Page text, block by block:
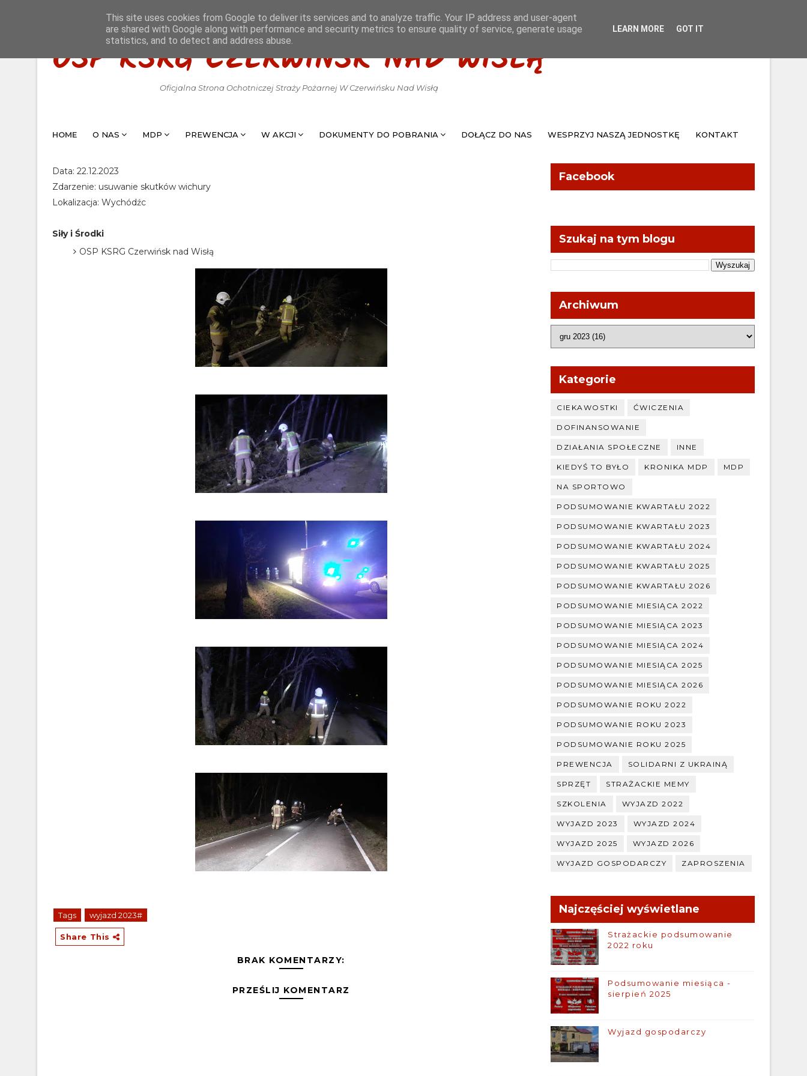
OSP KSRG CZERWIŃSK NAD WISŁĄ
Oficjalna Strona Ochotniczej Straży Pożarnej W Czerwińsku Nad Wisłą
HOME O NAS MDP PREWENCJA W AKCJI DOKUMENTY DO POBRANIA DOŁĄCZ DO NAS WESPRZYJ NASZĄ JEDNOSTKĘ KONTAKT
Data: 22.12.2023
Zdarzenie: usuwanie skutków wichury
Lokalizacja: Wychódźc
Siły i Środki
OSP KSRG Czerwińsk nad Wisłą
Tags wyjazd 2023#
Share This
BRAK KOMENTARZY:
PRZEŚLIJ KOMENTARZ
Facebook
Szukaj na tym blogu
Archiwum
Kategorie
CIEKAWOSTKI ĆWICZENIA
DOFINANSOWANIE
DZIAŁANIA SPOŁECZNE INNE
KIEDYŚ TO BYŁO KRONIKA MDP MDP
NA SPORTOWO
PODSUMOWANIE KWARTAŁU 2022
PODSUMOWANIE KWARTAŁU 2023
PODSUMOWANIE KWARTAŁU 2024
PODSUMOWANIE KWARTAŁU 2025
PODSUMOWANIE KWARTAŁU 2026
PODSUMOWANIE MIESIĄCA 2022
PODSUMOWANIE MIESIĄCA 2023
PODSUMOWANIE MIESIĄCA 2024
PODSUMOWANIE MIESIĄCA 2025
PODSUMOWANIE MIESIĄCA 2026
PODSUMOWANIE ROKU 2022
PODSUMOWANIE ROKU 2023
PODSUMOWANIE ROKU 2025
PREWENCJA SOLIDARNI Z UKRAINĄ
SPRZĘT STRAŻACKIE MEMY
SZKOLENIA WYJAZD 2022
WYJAZD 2023 WYJAZD 2024
WYJAZD 2025 WYJAZD 2026
WYJAZD GOSPODARCZY ZAPROSZENIA
Najczęściej wyświetlane
Strażackie podsumowanie
2022 roku
Podsumowanie miesiąca -
sierpień 2025
Wyjazd gospodarczy
This site uses cookies from Google to deliver its services and to analyze traffic. Your IP address and user-agent
are shared with Google along with performance and security metrics to ensure quality of service, generate usage
statistics, and to detect and address abuse.
LEARN MORE GOT IT